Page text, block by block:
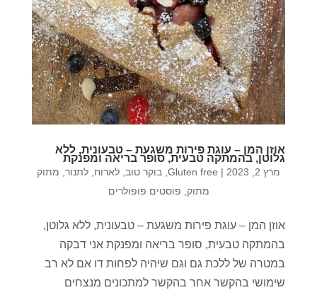
אוזן המן – עוגת פירות משגעת – טבעונית, ללא
גלוטן, בהמתקה טבעית, סופר בריאה ומפנקת
מרץ 2, 2023 |
Gluten free בוקר טוב לארוח לתנור מתוק
מתוק פוסטים פופולרים
אוזן המן – עוגת פירות משגעת – טבעונית, ללא גלוטן,
בהמתקה טבעית, סופר בריאה ומפנקת אני דבקה
במטרה של ללכת גם וגם שיהיה לפחות דו אם לא רב
שימושי בהקשר אחר בהקשר למתכונים מנצחים